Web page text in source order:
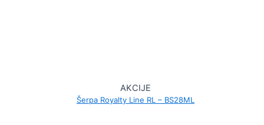
AKCIJE
Šerpa Royalty Line RL – BS28ML